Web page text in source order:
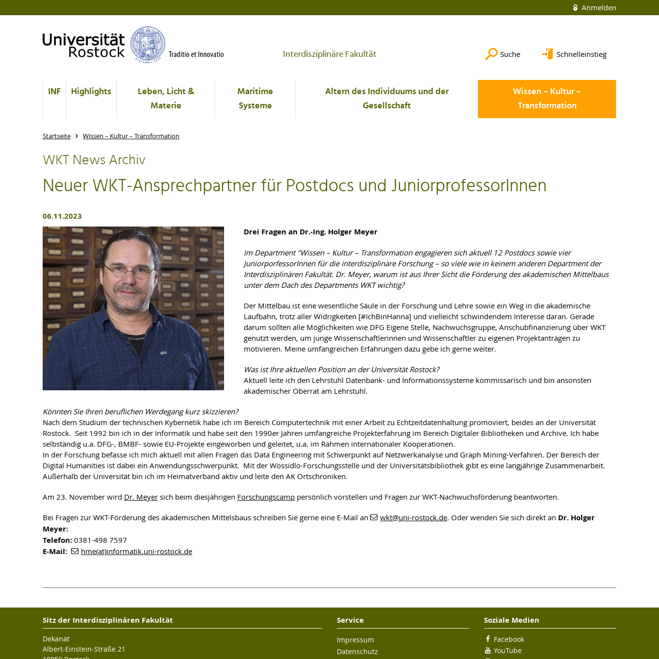
Anmelden
Interdisziplinäre Fakultät Suche Schnelleinstieg
INF Highlights
Leben, Licht &
Materie
Maritime
Systeme
Altern des Individuums und der
Gesellschaft
Wissen – Kultur –
Transformation
Startseite Wissen – Kultur – Transformation
WKT News Archiv
Neuer WKT-Ansprechpartner für Postdocs und JuniorprofessorInnen
06.11.2023
Drei Fragen an Dr.-Ing. Holger Meyer
Im Department "Wissen – Kultur – Transformation engagieren sich aktuell 12 Postdocs sowie vier
JuniorporfessorInnen für die interdisziplinäre Forschung – so viele wie in keinem anderen Department der
Interdisziplinären Fakultät. Dr. Meyer, warum ist aus Ihrer Sicht die Förderung des akademischen Mittelbaus
unter dem Dach des Departments WKT wichtig?
Der Mittelbau ist eine wesentliche Säule in der Forschung und Lehre sowie ein Weg in die akademische
Laufbahn, trotz aller Widrigkeiten [#IchBinHanna] und vielleicht schwindendem Interesse daran. Gerade
darum sollten alle Möglichkeiten wie DFG Eigene Stelle, Nachwuchsgruppe, Anschubfinanzierung über WKT
genutzt werden, um junge Wissenschaftlerinnen und Wissenschaftler zu eigenen Projektanträgen zu
motivieren. Meine umfangreichen Erfahrungen dazu gebe ich gerne weiter.
Was ist Ihre aktuellen Position an der Universität Rostock?
Aktuell leite ich den Lehrstuhl Datenbank- und Informationssysteme kommissarisch und bin ansonsten
akademischer Oberrat am Lehrstuhl.
Könnten Sie Ihren beruflichen Werdegang kurz skizzieren?
Nach dem Studium der technischen Kybernetik habe ich im Bereich Computertechnik mit einer Arbeit zu Echtzeitdatenhaltung promoviert, beides an der Universität
Rostock. Seit 1992 bin ich in der Informatik und habe seit den 1990er Jahren umfangreiche Projekterfahrung im Bereich Digitaler Bibliotheken und Archive. Ich habe
selbständig u.a. DFG-, BMBF- sowie EU-Projekte eingeworben und geleitet, u.a. im Rahmen internationaler Kooperationen.
In der Forschung befasse ich mich aktuell mit allen Fragen das Data Engineering mit Schwerpunkt auf Netzwerkanalyse und Graph Mining-Verfahren. Der Bereich der
Digital Humanities ist dabei ein Anwendungsschwerpunkt. Mit der Wossidlo-Forschungsstelle und der Universitätsbibliothek gibt es eine langjährige Zusammenarbeit.
Außerhalb der Universität bin ich im Heimatverband aktiv und leite den AK Ortschroniken.
Am 23. November wird Dr. Meyer sich beim diesjährigen Forschungscamp persönlich vorstellen und Fragen zur WKT-Nachwuchsförderung beantworten.
Bei Fragen zur WKT-Förderung des akademischen Mittelsbaus schreiben Sie gerne eine E-Mail an wkt@uni-rostock.de. Oder wenden Sie sich direkt an Dr. Holger
Meyer:
Telefon: 0381-498 7597
E-Mail: hme(at)informatik.uni-rostock.de
Sitz der Interdisziplinären Fakultät
Dekanat
Albert-Einstein-Straße 21
Service
Impressum
Datenschutz
Soziale Medien
Facebook
YouTube